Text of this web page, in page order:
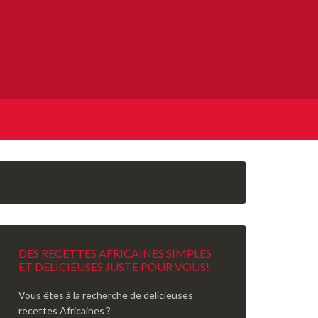
DES RECETTES AFRICAINES SIMPLES
ET DELICIEUSES JUSTE POUR VOUS!
Vous êtes à la recherche de delicieuses
recettes Africaines ?